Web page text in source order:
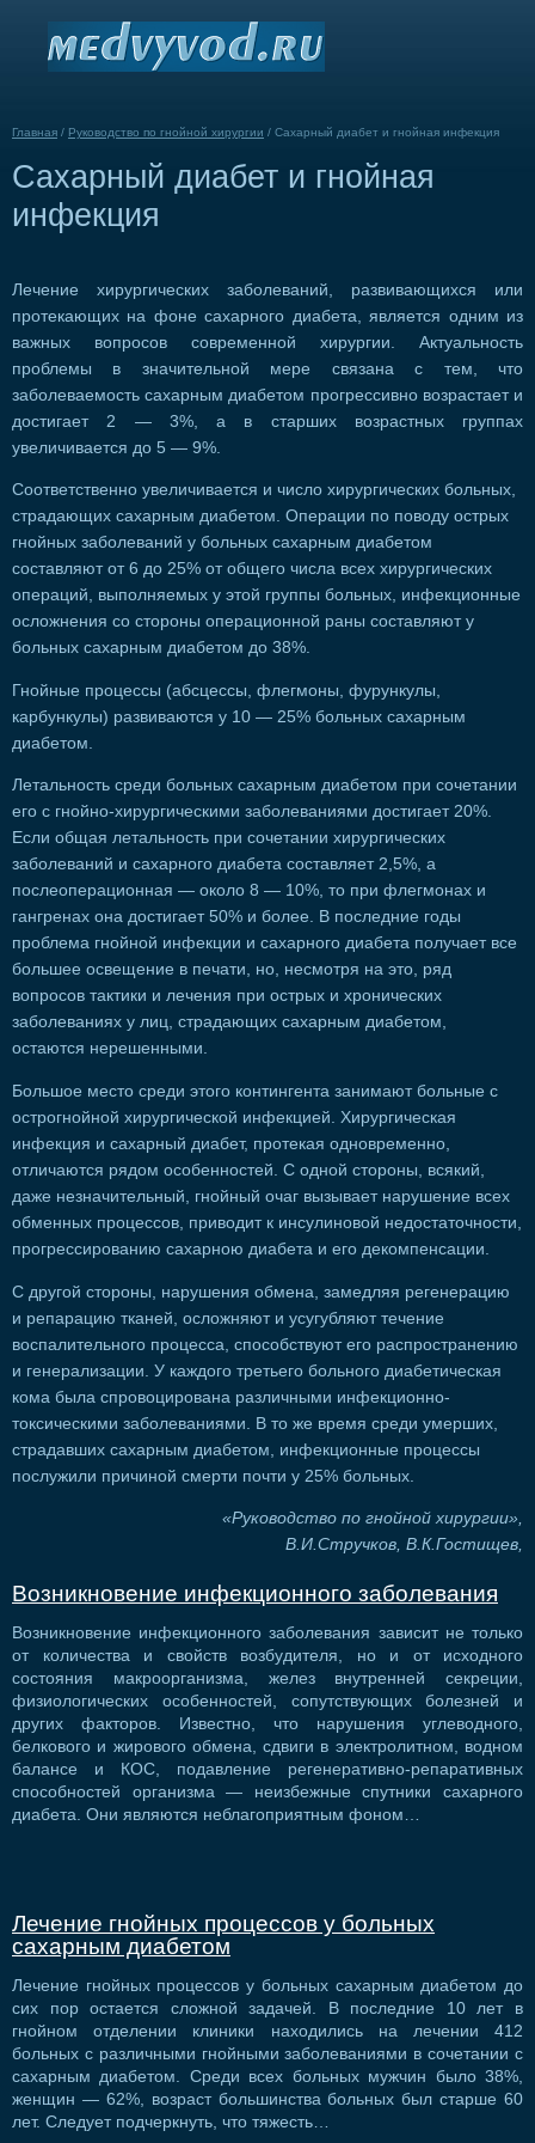
Главная / Руководство по гнойной хирургии / Сахарный диабет и гнойная инфекция
Сахарный диабет и гнойная
инфекция
Лечение хирургических заболеваний, развивающихся или
протекающих на фоне сахарного диабета, является одним из
важных вопросов современной хирургии. Актуальность
проблемы в значительной мере связана с тем, что
заболеваемость сахарным диабетом прогрессивно возрастает и
достигает 2 — 3%, а в старших возрастных группах
увеличивается до 5 — 9%.
Соответственно увеличивается и число хирургических больных,
страдающих сахарным диабетом. Операции по поводу острых
гнойных заболеваний у больных сахарным диабетом
составляют от 6 до 25% от общего числа всех хирургических
операций, выполняемых у этой группы больных, инфекционные
осложнения со стороны операционной раны составляют у
больных сахарным диабетом до 38%.
Гнойные процессы (абсцессы, флегмоны, фурункулы,
карбункулы) развиваются у 10 — 25% больных сахарным
диабетом.
Летальность среди больных сахарным диабетом при сочетании
его с гнойно-хирургическими заболеваниями достигает 20%.
Если общая летальность при сочетании хирургических
заболеваний и сахарного диабета составляет 2,5%, а
послеоперационная — около 8 — 10%, то при флегмонах и
гангренах она достигает 50% и более. В последние годы
проблема гнойной инфекции и сахарного диабета получает все
большее освещение в печати, но, несмотря на это, ряд
вопросов тактики и лечения при острых и хронических
заболеваниях у лиц, страдающих сахарным диабетом,
остаются нерешенными.
Большое место среди этого контингента занимают больные с
острогнойной хирургической инфекцией. Хирургическая
инфекция и сахарный диабет, протекая одновременно,
отличаются рядом особенностей. С одной стороны, всякий,
даже незначительный, гнойный очаг вызывает нарушение всех
обменных процессов, приводит к инсулиновой недостаточности,
прогрессированию сахарною диабета и его декомпенсации.
С другой стороны, нарушения обмена, замедляя регенерацию
и репарацию тканей, осложняют и усугубляют течение
воспалительного процесса, способствуют его распространению
и генерализации. У каждого третьего больного диабетическая
кома была спровоцирована различными инфекционно-
токсическими заболеваниями. В то же время среди умерших,
страдавших сахарным диабетом, инфекционные процессы
послужили причиной смерти почти у 25% больных.
«Руководство по гнойной хирургии»,
В.И.Стручков, В.К.Гостищев,
Возникновение инфекционного заболевания
Возникновение инфекционного заболевания зависит не только
от количества и свойств возбудителя, но и от исходного
состояния макроорганизма, желез внутренней секреции,
физиологических особенностей, сопутствующих болезней и
других факторов. Известно, что нарушения углеводного,
белкового и жирового обмена, сдвиги в электролитном, водном
балансе и КОС, подавление регенеративно-репаративных
способностей организма — неизбежные спутники сахарного
диабета. Они являются неблагоприятным фоном…
Лечение гнойных процессов у больных
сахарным диабетом
Лечение гнойных процессов у больных сахарным диабетом до
сих пор остается сложной задачей. В последние 10 лет в
гнойном отделении клиники находились на лечении 412
больных с различными гнойными заболеваниями в сочетании с
сахарным диабетом. Среди всех больных мужчин было 38%,
женщин — 62%, возраст большинства больных был старше 60
лет. Следует подчеркнуть, что тяжесть…